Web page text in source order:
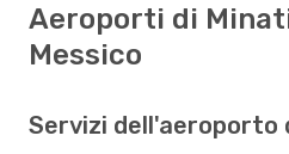
Aeroporti di
Messico
Servizi dell'aeroporto